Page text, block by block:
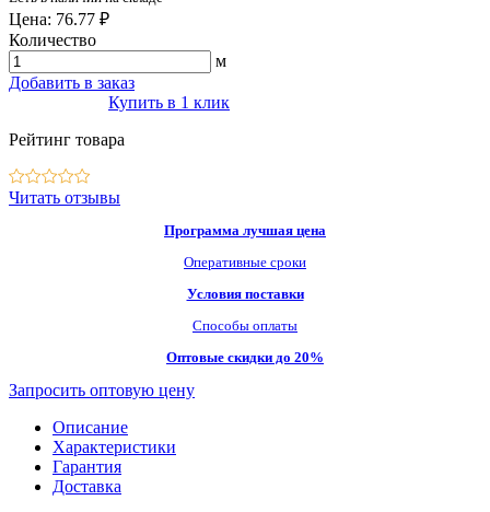
Цена: 76.77 ₽
Количество
м
Добавить в заказ
Купить в 1 клик
Рейтинг товара
Читать отзывы
Программа лучшая цена
Оперативные сроки
Условия поставки
Способы оплаты
Оптовые скидки до 20%
Запросить оптовую цену
Описание
Характеристики
Гарантия
Доставка